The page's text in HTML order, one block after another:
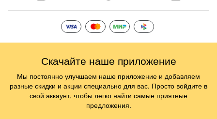
Скачайте наше приложение
Мы постоянно улучшаем наше приложение и добавляем
разные скидки и акции специально для вас. Просто войдите в
свой аккаунт, чтобы легко найти самые приятные
предложения.